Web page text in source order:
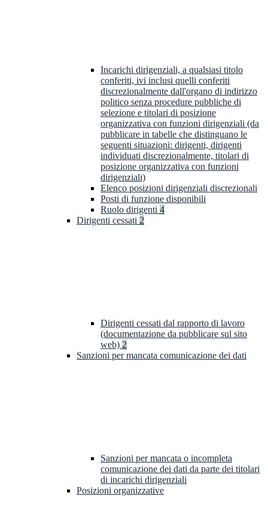
Incarichi dirigenziali, a qualsiasi titolo
conferiti, ivi inclusi quelli conferiti
discrezionalmente dall'organo di indirizzo
politico senza procedure pubbliche di
selezione e titolari di posizione
organizzativa con funzioni dirigenziali (da
pubblicare in tabelle che distinguano le
seguenti situazioni: dirigenti, dirigenti
individuati discrezionalmente, titolari di
posizione organizzativa con funzioni
dirigenziali)
Elenco posizioni dirigenziali discrezionali
Posti di funzione disponibili
Ruolo dirigenti 4
Dirigenti cessati 2
Dirigenti cessati dal rapporto di lavoro
(documentazione da pubblicare sul sito
web) 2
Sanzioni per mancata comunicazione dei dati
Sanzioni per mancata o incompleta
comunicazione dei dati da parte dei titolari
di incarichi dirigenziali
Posizioni organizzative